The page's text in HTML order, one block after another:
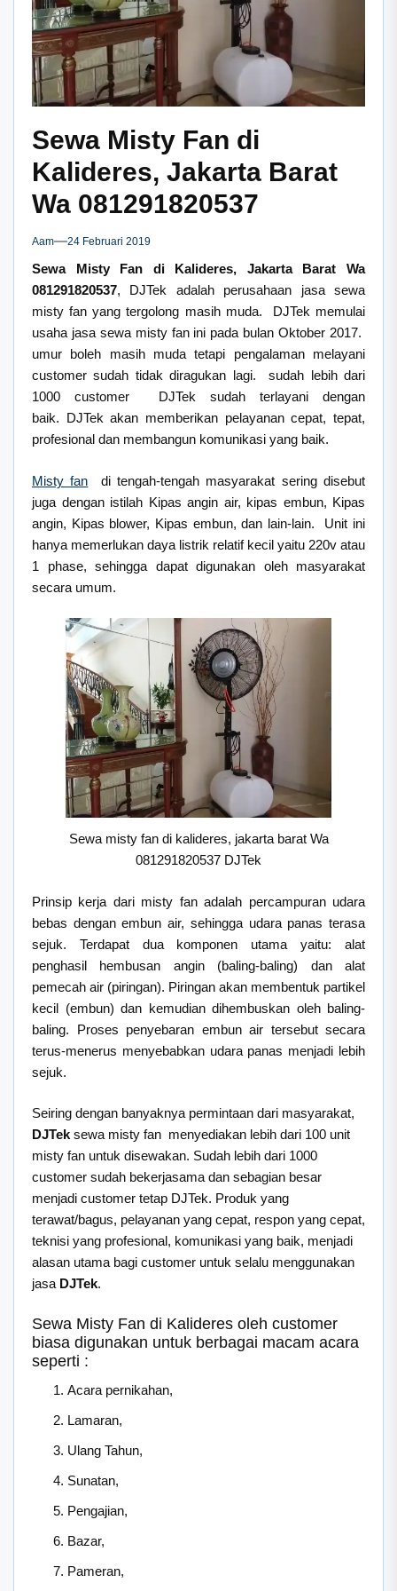
Sewa Misty Fan di
Kalideres, Jakarta Barat
Wa 081291820537
Aam 24 Februari 2019
Sewa Misty Fan di Kalideres, Jakarta Barat Wa
081291820537, DJTek adalah perusahaan jasa sewa
misty fan yang tergolong masih muda. DJTek memulai
usaha jasa sewa misty fan ini pada bulan Oktober 2017.
umur boleh masih muda tetapi pengalaman melayani
customer sudah tidak diragukan lagi. sudah lebih dari
1000 customer DJTek sudah terlayani dengan
baik. DJTek akan memberikan pelayanan cepat, tepat,
profesional dan membangun komunikasi yang baik.
Misty fan di tengah-tengah masyarakat sering disebut
juga dengan istilah Kipas angin air, kipas embun, Kipas
angin, Kipas blower, Kipas embun, dan lain-lain. Unit ini
hanya memerlukan daya listrik relatif kecil yaitu 220v atau
1 phase, sehingga dapat digunakan oleh masyarakat
secara umum.
Sewa misty fan di kalideres, jakarta barat Wa
081291820537 DJTek
Prinsip kerja dari misty fan adalah percampuran udara
bebas dengan embun air, sehingga udara panas terasa
sejuk. Terdapat dua komponen utama yaitu: alat
penghasil hembusan angin (baling-baling) dan alat
pemecah air (piringan). Piringan akan membentuk partikel
kecil (embun) dan kemudian dihembuskan oleh baling-
baling. Proses penyebaran embun air tersebut secara
terus-menerus menyebabkan udara panas menjadi lebih
sejuk.
Seiring dengan banyaknya permintaan dari masyarakat,
DJTek sewa misty fan menyediakan lebih dari 100 unit
misty fan untuk disewakan. Sudah lebih dari 1000
customer sudah bekerjasama dan sebagian besar
menjadi customer tetap DJTek. Produk yang
terawat/bagus, pelayanan yang cepat, respon yang cepat,
teknisi yang profesional, komunikasi yang baik, menjadi
alasan utama bagi customer untuk selalu menggunakan
jasa DJTek.
Sewa Misty Fan di Kalideres oleh customer
biasa digunakan untuk berbagai macam acara
seperti :
Acara pernikahan,
Lamaran,
Ulang Tahun,
Sunatan,
Pengajian,
Bazar,
Pameran,